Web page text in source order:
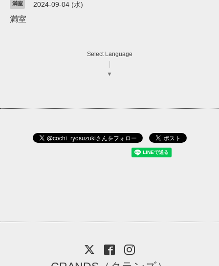
満室 2024-09-04 (水)
満室
Select Language
▼